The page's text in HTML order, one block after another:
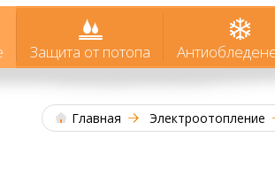
Защита от потопа
Главная Электроотопление